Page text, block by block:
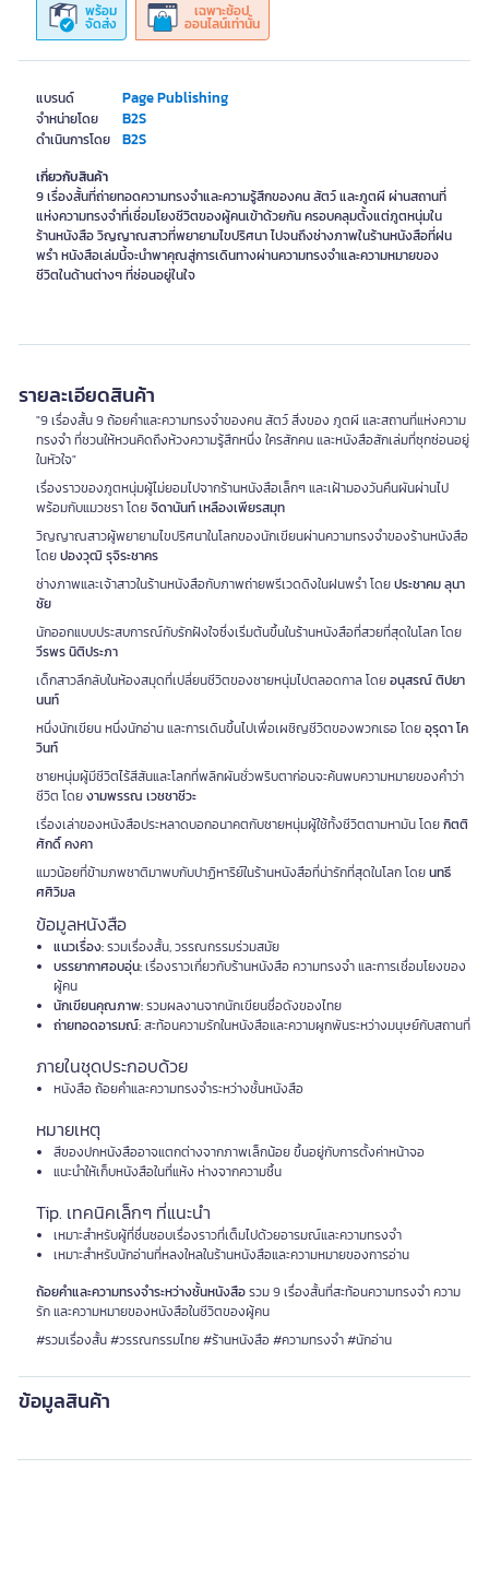
แบรนด์ Page Publishing
จำหน่ายโดย B2S
ดำเนินการโดย B2S
พร้อม
จัดส่ง
เฉพาะช้อป
ออนไลน์เท่านั้น
เกี่ยวกับสินค้า
9 เรื่องสั้นที่ถ่ายทอดความทรงจำและความรู้สึกของคน สัตว์ และภูตผี ผ่านสถานที่
แห่งความทรงจำที่เชื่อมโยงชีวิตของผู้คนเข้าด้วยกัน ครอบคลุมตั้งแต่ภูตหนุ่มใน
ร้านหนังสือ วิญญาณสาวที่พยายามไขปริศนา ไปจนถึงช่างภาพในร้านหนังสือที่ฝน
พรำ หนังสือเล่มนี้จะนำพาคุณสู่การเดินทางผ่านความทรงจำและความหมายของ
ชีวิตในด้านต่างๆ ที่ซ่อนอยู่ในใจ
รายละเอียดสินค้า
"9 เรื่องสั้น 9 ถ้อยคำและความทรงจำของคน สัตว์ สิ่งของ ภูตผี และสถานที่แห่งความ
ทรงจำ ที่ชวนให้หวนคิดถึงห้วงความรู้สึกหนึ่ง ใครสักคน และหนังสือสักเล่มที่ซุกซ่อนอยู่
ในหัวใจ"
เรื่องราวของภูตหนุ่มผู้ไม่ยอมไปจากร้านหนังสือเล็กๆ และเฝ้ามองวันคืนผันผ่านไป
พร้อมกับแมวชรา โดยจิดานันท์ เหลืองเพียรสมุท
วิญญาณสาวผู้พยายามไขปริศนาในโลกของนักเขียนผ่านความทรงจำของร้านหนังสือ
โดยปองวุฒิ รุจิระชาคร
ช่างภาพและเจ้าสาวในร้านหนังสือกับภาพถ่ายพรีเวดดิงในฝนพรำ โดยประชาคม ลุนา
ชัย
นักออกแบบประสบการณ์กับรักฝังใจซึ่งเริ่มต้นขึ้นในร้านหนังสือที่สวยที่สุดในโลก โดย
วีรพร นิติประภา
เด็กสาวลึกลับในห้องสมุดที่เปลี่ยนชีวิตของชายหนุ่มไปตลอดกาล โดยอนุสรณ์ ติปยา
นนท์
หนึ่งนักเขียน หนึ่งนักอ่าน และการเดินขึ้นไปเพื่อเผชิญชีวิตของพวกเธอ โดยอุรุดา โค
วินท์
ชายหนุ่มผู้มีชีวิตไร้สีสันและโลกที่พลิกผันชั่วพริบตาก่อนจะค้นพบความหมายของคำว่า
ชีวิต โดยงามพรรณ เวชชาชีวะ
เรื่องเล่าของหนังสือประหลาดบอกอนาคตกับชายหนุ่มผู้ใช้ทั้งชีวิตตามหามัน โดยกิตติ
ศักดิ์ คงคา
แมวน้อยที่ข้ามภพชาติมาพบกับปาฏิหาริย์ในร้านหนังสือที่น่ารักที่สุดในโลก โดยนทธี
ศศิวิมล
ข้อมูลหนังสือ
แนวเรื่อง:รวมเรื่องสั้น, วรรณกรรมร่วมสมัย
บรรยากาศอบอุ่น:เรื่องราวเกี่ยวกับร้านหนังสือ ความทรงจำ และการเชื่อมโยงของ
ผู้คน
นักเขียนคุณภาพ:รวมผลงานจากนักเขียนชื่อดังของไทย
ถ่ายทอดอารมณ์:สะท้อนความรักในหนังสือและความผูกพันระหว่างมนุษย์กับสถานที่
ภายในชุดประกอบด้วย
หนังสือ ถ้อยคำและความทรงจำระหว่างชั้นหนังสือ
หมายเหตุ
สีของปกหนังสืออาจแตกต่างจากภาพเล็กน้อย ขึ้นอยู่กับการตั้งค่าหน้าจอ
แนะนำให้เก็บหนังสือในที่แห้ง ห่างจากความชื้น
Tip. เทคนิคเล็กๆ ที่แนะนำ
เหมาะสำหรับผู้ที่ชื่นชอบเรื่องราวที่เต็มไปด้วยอารมณ์และความทรงจำ
เหมาะสำหรับนักอ่านที่หลงใหลในร้านหนังสือและความหมายของการอ่าน
ถ้อยคำและความทรงจำระหว่างชั้นหนังสือรวม 9 เรื่องสั้นที่สะท้อนความทรงจำ ความ
รัก และความหมายของหนังสือในชีวิตของผู้คน
#รวมเรื่องสั้น #วรรณกรรมไทย #ร้านหนังสือ #ความทรงจำ #นักอ่าน
ข้อมูลสินค้า